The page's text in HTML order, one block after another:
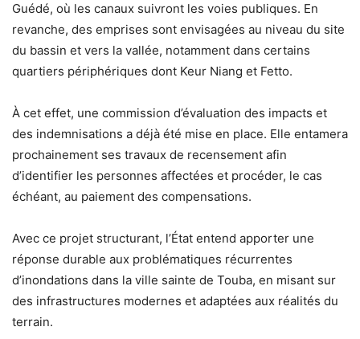
Guédé, où les canaux suivront les voies publiques. En
revanche, des emprises sont envisagées au niveau du site
du bassin et vers la vallée, notamment dans certains
quartiers périphériques dont Keur Niang et Fetto.
À cet effet, une commission d’évaluation des impacts et
des indemnisations a déjà été mise en place. Elle entamera
prochainement ses travaux de recensement afin
d’identifier les personnes affectées et procéder, le cas
échéant, au paiement des compensations.
Avec ce projet structurant, l’État entend apporter une
réponse durable aux problématiques récurrentes
d’inondations dans la ville sainte de Touba, en misant sur
des infrastructures modernes et adaptées aux réalités du
terrain.